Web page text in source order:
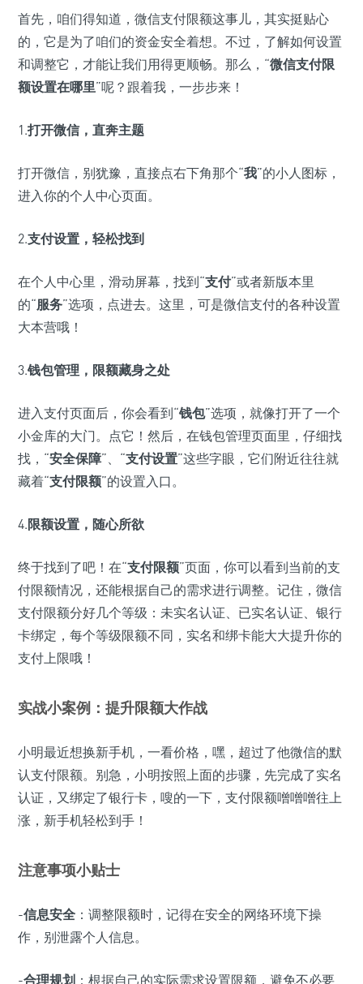
首先，咱们得知道，微信支付限额这事儿，其实挺贴心
的，它是为了咱们的资金安全着想。不过，了解如何设置
和调整它，才能让我们用得更顺畅。那么，“微信支付限
额设置在哪里”呢？跟着我，一步步来！
1.打开微信，直奔主题
打开微信，别犹豫，直接点右下角那个“我”的小人图标，
进入你的个人中心页面。
2.支付设置，轻松找到
在个人中心里，滑动屏幕，找到“支付”或者新版本里
的“服务”选项，点进去。这里，可是微信支付的各种设置
大本营哦！
3.钱包管理，限额藏身之处
进入支付页面后，你会看到“钱包”选项，就像打开了一个
小金库的大门。点它！然后，在钱包管理页面里，仔细找
找，“安全保障”、“支付设置”这些字眼，它们附近往往就
藏着“支付限额”的设置入口。
4.限额设置，随心所欲
终于找到了吧！在“支付限额”页面，你可以看到当前的支
付限额情况，还能根据自己的需求进行调整。记住，微信
支付限额分好几个等级：未实名认证、已实名认证、银行
卡绑定，每个等级限额不同，实名和绑卡能大大提升你的
支付上限哦！
实战小案例：提升限额大作战
小明最近想换新手机，一看价格，嘿，超过了他微信的默
认支付限额。别急，小明按照上面的步骤，先完成了实名
认证，又绑定了银行卡，嗖的一下，支付限额噌噌噌往上
涨，新手机轻松到手！
注意事项小贴士
-信息安全 ：调整限额时，记得在安全的网络环境下操
作，别泄露个人信息。
-合理规划 ：根据自己的实际需求设置限额，避免不必要